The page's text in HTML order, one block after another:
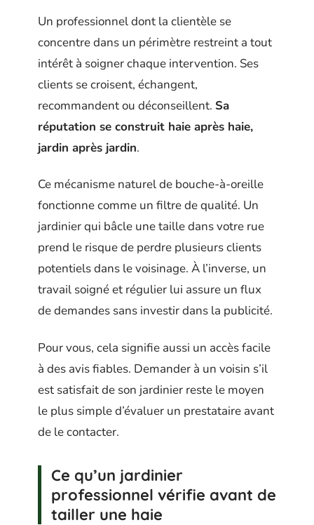
Un professionnel dont la clientèle se
concentre dans un périmètre restreint a tout
intérêt à soigner chaque intervention. Ses
clients se croisent, échangent,
recommandent ou déconseillent. Sa
réputation se construit haie après haie,
jardin après jardin.
Ce mécanisme naturel de bouche-à-oreille
fonctionne comme un filtre de qualité. Un
jardinier qui bâcle une taille dans votre rue
prend le risque de perdre plusieurs clients
potentiels dans le voisinage. À l’inverse, un
travail soigné et régulier lui assure un flux
de demandes sans investir dans la publicité.
Pour vous, cela signifie aussi un accès facile
à des avis fiables. Demander à un voisin s’il
est satisfait de son jardinier reste le moyen
le plus simple d’évaluer un prestataire avant
de le contacter.
Ce qu’un jardinier
professionnel vérifie avant de
tailler une haie